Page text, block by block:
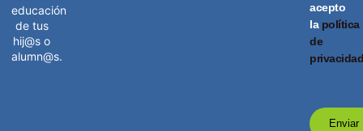
educación
de tus
hij@s o
alumn@s.
acepto
la política
de
Enviar